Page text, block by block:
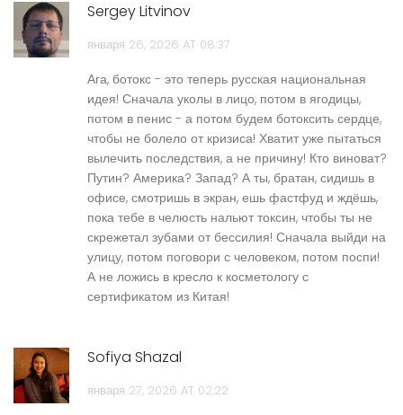
Sergey Litvinov
января 26, 2026 AT 08:37
Ага, ботокс - это теперь русская национальная
идея! Сначала уколы в лицо, потом в ягодицы,
потом в пенис - а потом будем ботоксить сердце,
чтобы не болело от кризиса! Хватит уже пытаться
вылечить последствия, а не причину! Кто виноват?
Путин? Америка? Запад? А ты, братан, сидишь в
офисе, смотришь в экран, ешь фастфуд и ждёшь,
пока тебе в челюсть нальют токсин, чтобы ты не
скрежетал зубами от бессилия! Сначала выйди на
улицу, потом поговори с человеком, потом поспи!
А не ложись в кресло к косметологу с
сертификатом из Китая!
Sofiya Shazal
января 27, 2026 AT 02:22